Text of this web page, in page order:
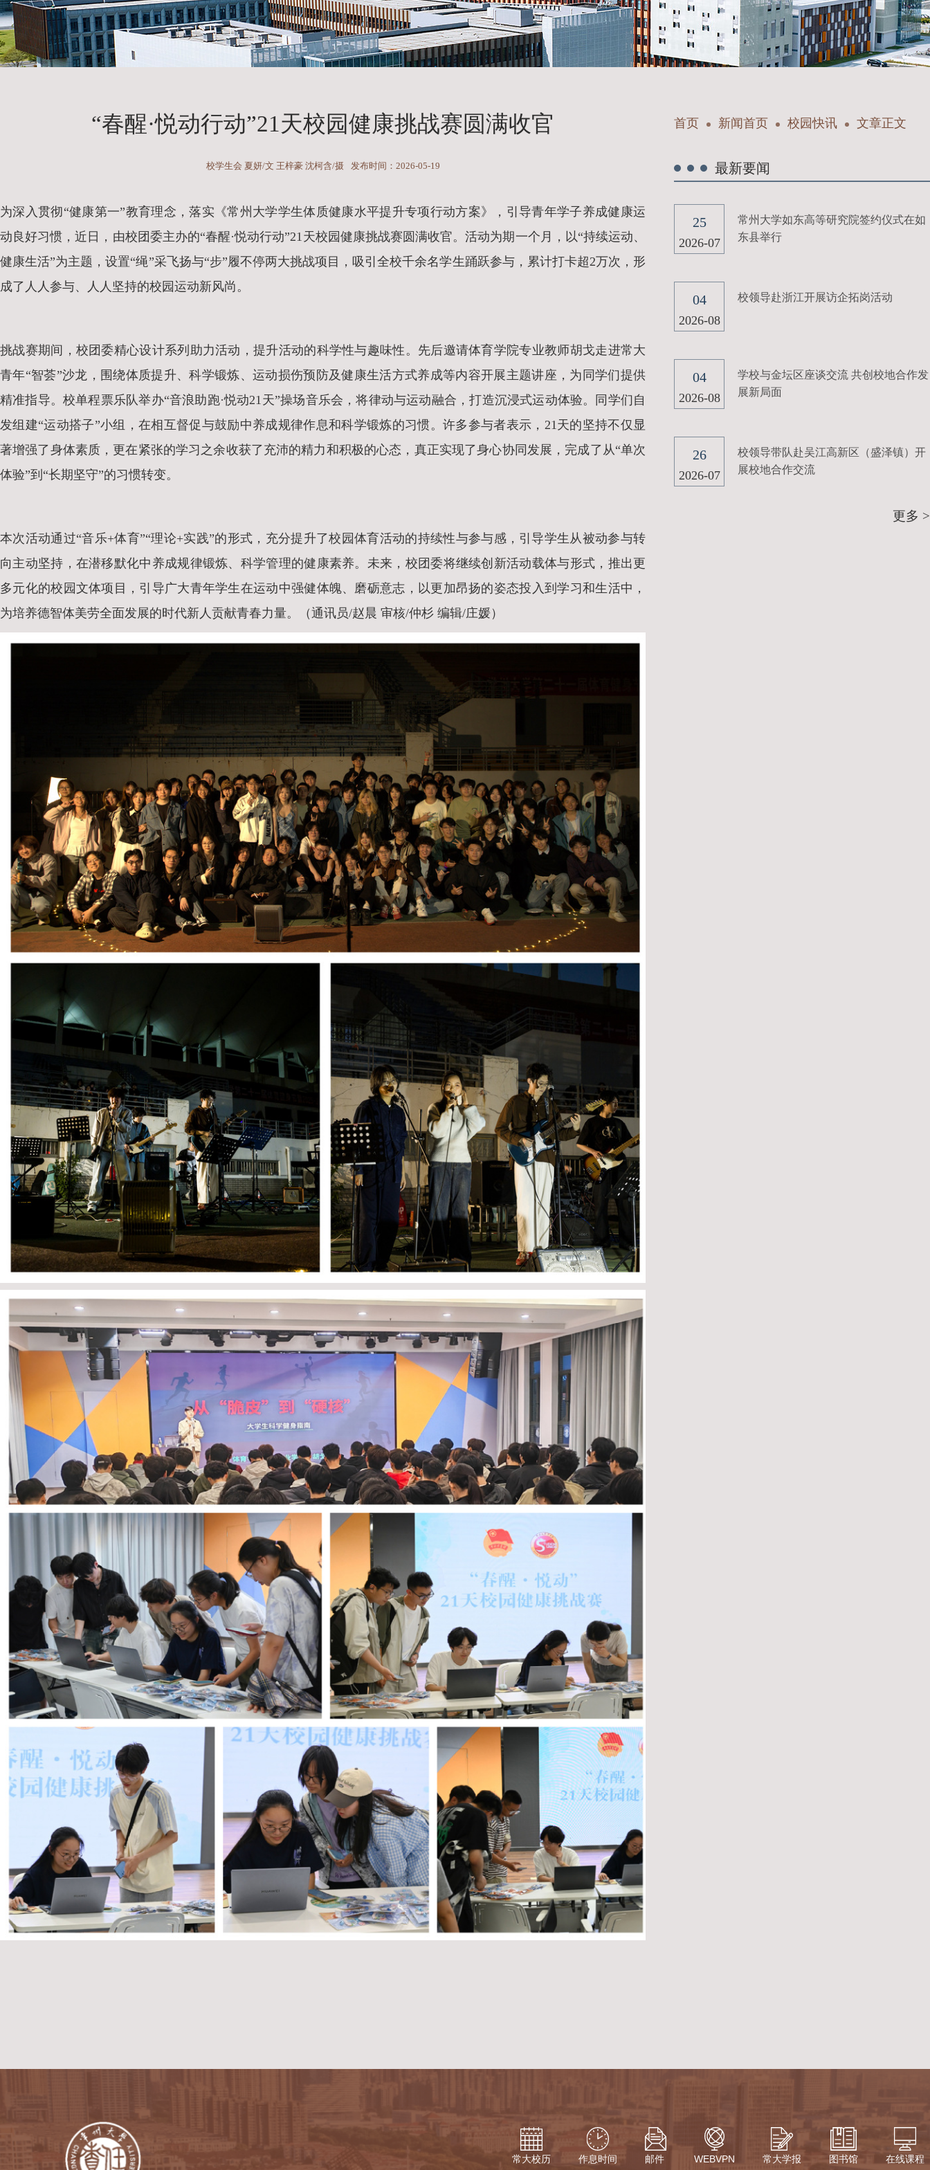
“春醒·悦动行动”21天校园健康挑战赛圆满收官
校学生会 夏妍/文 王梓豪 沈柯含/摄 发布时间：2026-05-19
为深入贯彻“健康第一”教育理念，落实《常州大学学生体质健康水平提升专项行动方案》，引导青年学子养成健康运
动良好习惯，近日，由校团委主办的“春醒·悦动行动”21天校园健康挑战赛圆满收官。活动为期一个月，以“持续运动、
健康生活”为主题，设置“绳”采飞扬与“步”履不停两大挑战项目，吸引全校千余名学生踊跃参与，累计打卡超2万次，形
成了人人参与、人人坚持的校园运动新风尚。
挑战赛期间，校团委精心设计系列助力活动，提升活动的科学性与趣味性。先后邀请体育学院专业教师胡戈走进常大
青年“智荟”沙龙，围绕体质提升、科学锻炼、运动损伤预防及健康生活方式养成等内容开展主题讲座，为同学们提供
精准指导。校单程票乐队举办“音浪助跑·悦动21天”操场音乐会，将律动与运动融合，打造沉浸式运动体验。同学们自
发组建“运动搭子”小组，在相互督促与鼓励中养成规律作息和科学锻炼的习惯。许多参与者表示，21天的坚持不仅显
著增强了身体素质，更在紧张的学习之余收获了充沛的精力和积极的心态，真正实现了身心协同发展，完成了从“单次
体验”到“长期坚守”的习惯转变。
本次活动通过“音乐+体育”“理论+实践”的形式，充分提升了校园体育活动的持续性与参与感，引导学生从被动参与转
向主动坚持，在潜移默化中养成规律锻炼、科学管理的健康素养。未来，校团委将继续创新活动载体与形式，推出更
多元化的校园文体项目，引导广大青年学生在运动中强健体魄、磨砺意志，以更加昂扬的姿态投入到学习和生活中，
为培养德智体美劳全面发展的时代新人贡献青春力量。（通讯员/赵晨 审核/仲杉 编辑/庄媛）
首页 新闻首页 校园快讯 文章正文
最新要闻
更多 >
25
2026-07
常州大学如东高等研究院签约仪式在如
东县举行
04
2026-08
校领导赴浙江开展访企拓岗活动
04
2026-08
学校与金坛区座谈交流 共创校地合作发
展新局面
26
2026-07
校领导带队赴吴江高新区（盛泽镇）开
展校地合作交流
常大校历 作息时间 邮件 WEBVPN 常大学报 图书馆 在线课程